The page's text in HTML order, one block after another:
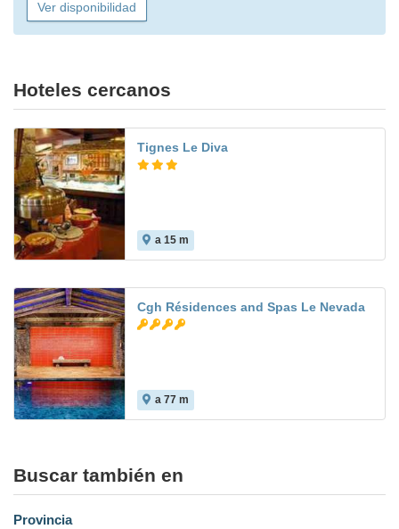
Ver disponibilidad
Hoteles cercanos
Tignes Le Diva
a 15 m
Cgh Résidences and Spas Le Nevada
a 77 m
Buscar también en
Provincia